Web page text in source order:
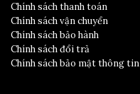
Chính sách thanh toán
Chính sách vận chuyển
Chính sách bảo hành
Chính sách đổi trả
Chính sách bảo mật thông tin